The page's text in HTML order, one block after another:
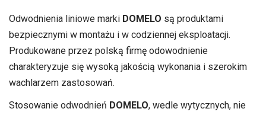
Odwodnienia liniowe marki DOMELO są produktami
bezpiecznymi w montażu i w codziennej eksploatacji.
Produkowane przez polską firmę odowodnienie
charakteryzuje się wysoką jakością wykonania i szerokim
wachlarzem zastosowań.
Stosowanie odwodnień DOMELO, wedle wytycznych, nie